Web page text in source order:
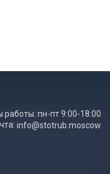
работы: пн-пт 9:00-18:00
info@stotrub.moscow